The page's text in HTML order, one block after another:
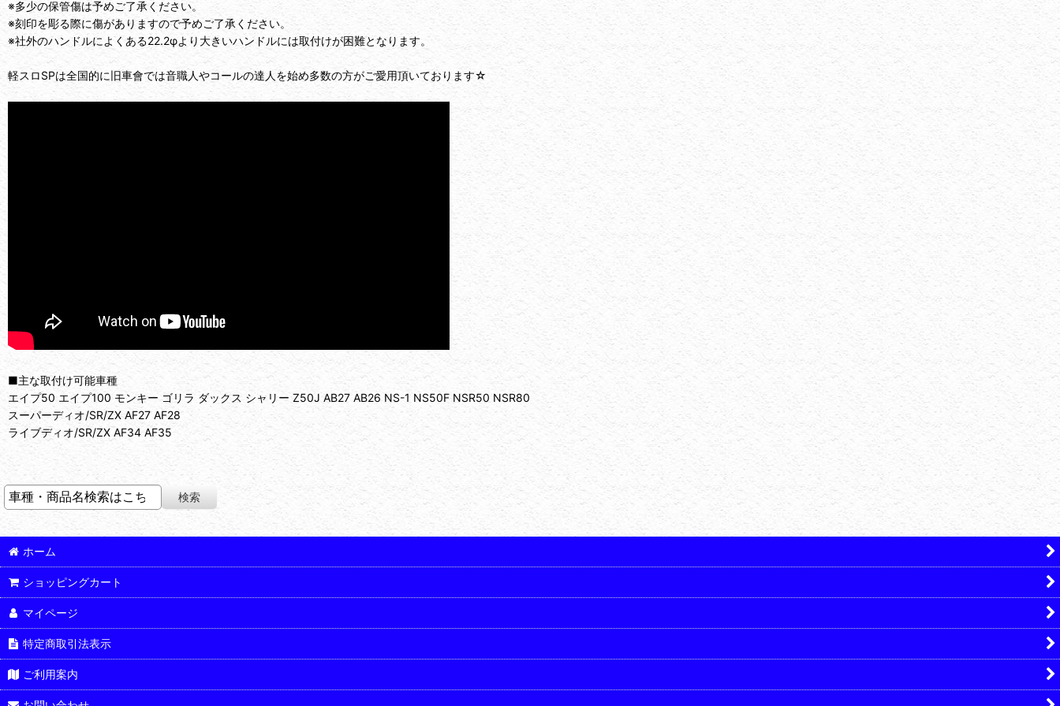
※多少の保管傷は予めご了承ください。
※刻印を彫る際に傷がありますので予めご了承ください。
※社外のハンドルによくある22.2φより大きいハンドルには取付けが困難となります。
軽スロSPは全国的に旧車會では音職人やコールの達人を始め多数の方がご愛用頂いております☆
■主な取付け可能車種
エイプ50 エイプ100 モンキー ゴリラ ダックス シャリー Z50J AB27 AB26 NS-1 NS50F NSR50 NSR80
スーパーディオ/SR/ZX AF27 AF28
ライブディオ/SR/ZX AF34 AF35
ホーム
ショッピングカート
マイページ
特定商取引法表示
ご利用案内